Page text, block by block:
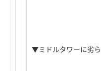
▼ミドルタワーに劣